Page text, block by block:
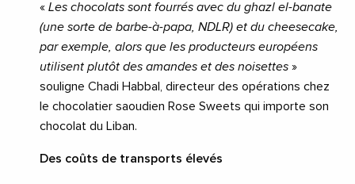
« Les chocolats sont fourrés avec du ghazl el-banate
(une sorte de barbe-à-papa, NDLR) et du cheesecake,
par exemple, alors que les producteurs européens
utilisent plutôt des amandes et des noisettes »
souligne Chadi Habbal, directeur des opérations chez
le chocolatier saoudien Rose Sweets qui importe son
chocolat du Liban.
Des coûts de transports élevés